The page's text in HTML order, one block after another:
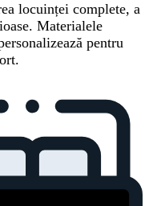
locuinței complete, a
Materialele
pentru